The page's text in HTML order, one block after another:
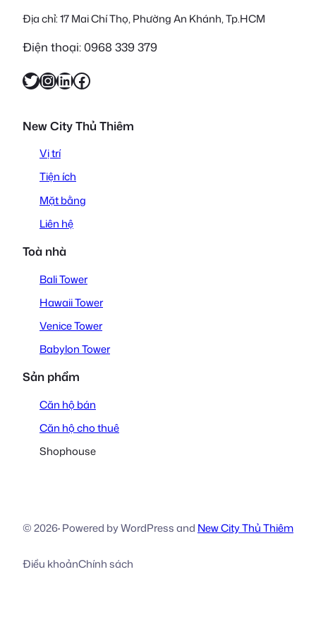
Địa chỉ: 17 Mai Chí Thọ, Phường An Khánh, Tp.HCM
Điện thoại: 0968 339 379
Twitter InstagramLinkedIn Facebook
New City Thủ Thiêm
Vị trí
Tiện ích
Mặt bằng
Liên hệ
Toà nhà
Bali Tower
Hawaii Tower
Venice Tower
Babylon Tower
Sản phẩm
Căn hộ bán
Căn hộ cho thuê
Shophouse
© 2026·Powered by WordPress and New City Thủ Thiêm
Điều khoảnChính sách